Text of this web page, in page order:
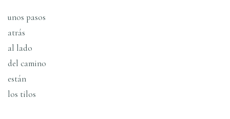
unos pasos
atrás
al lado
del camino
están
los tilos